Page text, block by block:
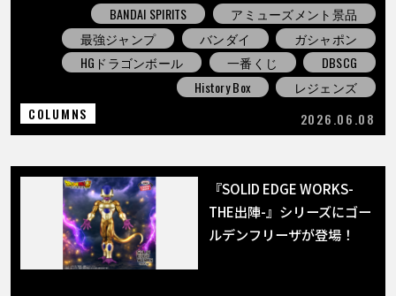
BANDAI SPIRITS
アミューズメント景品
最強ジャンプ
バンダイ
ガシャポン
HGドラゴンボール
一番くじ
DBSCG
History Box
レジェンズ
COLUMNS
2026.06.08
『SOLID EDGE WORKS-
THE出陣-』シリーズにゴー
ルデンフリーザが登場！